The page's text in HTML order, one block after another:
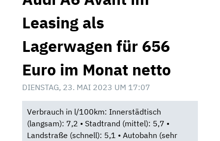
Leasing als
Lagerwagen für 656
Euro im Monat netto
DIENSTAG, 23. MAI 2023 UM 17:07
Verbrauch in l/100km: Innerstädtisch
(langsam): 7,2 • Stadtrand (mittel): 5,7 •
Landstraße (schnell): 5,1 • Autobahn (sehr